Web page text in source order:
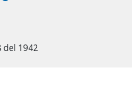
del 1942